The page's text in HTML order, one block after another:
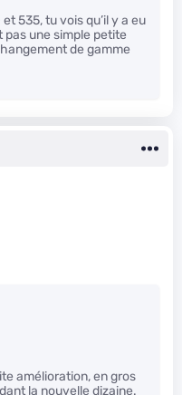
535, tu vois qu’il y a eu
pas une simple petite
de gamme
amélioration, en gros
la nouvelle dizaine.